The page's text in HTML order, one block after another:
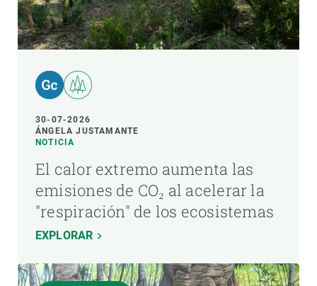
30-07-2026
ÁNGELA JUSTAMANTE
NOTICIA
El calor extremo aumenta las
emisiones de CO₂ al acelerar la
"respiración" de los ecosistemas
EXPLORAR